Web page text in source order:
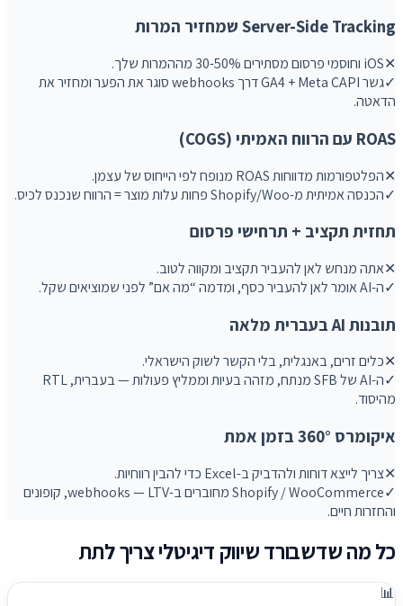
Server-Side Tracking שמחזיר המרות
✕iOS וחוסמי פרסום מסתירים 30-50% מההמרות שלך.
✓
גשר GA4 + Meta CAPI דרך webhooks סוגר את הפער ומחזיר את
הדאטה.
ROAS עם הרווח האמיתי (COGS)
✕הפלטפורמות מדווחות ROAS מנופח לפי הייחוס של עצמן.
✓הכנסה אמיתית מ-Shopify/Woo פחות עלות מוצר = הרווח שנכנס לכיס.
תחזית תקציב + תרחישי פרסום
✕אתה מנחש לאן להעביר תקציב ומקווה לטוב.
✓ה-AI אומר לאן להעביר כסף, ומדמה “מה אם” לפני שמוציאים שקל.
תובנות AI בעברית מלאה
✕כלים זרים, באנגלית, בלי הקשר לשוק הישראלי.
✓
ה-AI של SFB מנתח, מזהה בעיות וממליץ פעולות — בעברית, RTL
מהיסוד.
איקומרס 360° בזמן אמת
✕צריך לייצא דוחות ולהדביק ב-Excel כדי להבין רווחיות.
✓
Shopify / WooCommerce מחוברים ב-webhooks — LTV, קופונים
והחזרות חיים.
כל מה שדשבורד שיווק דיגיטלי צריך לתת
📊